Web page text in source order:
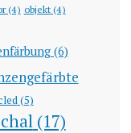
(4) objekt(4)
(6)
(5)
(17)